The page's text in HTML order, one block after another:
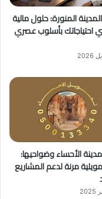
ا
م
المنورة: حلول مالية
احتياجاتك بأسلوب عصري
الأحساء وضواحيها:
مرنة لدعم المشاريع